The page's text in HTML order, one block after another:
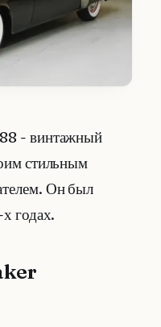
- винтажный
стильным
Он был
годах.